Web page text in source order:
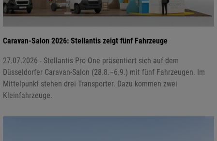
Caravan-Salon 2026: Stellantis zeigt fünf Fahrzeuge
27.07.2026 - Stellantis Pro One präsentiert sich auf dem
Düsseldorfer Caravan-Salon (28.8.–6.9.) mit fünf Fahrzeugen. Im
Mittelpunkt stehen drei Transporter. Dazu kommen zwei
Kleinfahrzeuge.